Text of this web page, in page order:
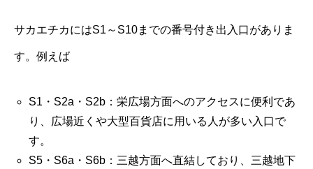
サカエチカにはS1～S10までの番号付き出入口がありま
す。例えば
S1・S2a・S2b：栄広場方面へのアクセスに便利であ
り、広場近くや大型百貨店に用いる人が多い入口で
す。
S5・S6a・S6b：三越方面へ直結しており、三越地下